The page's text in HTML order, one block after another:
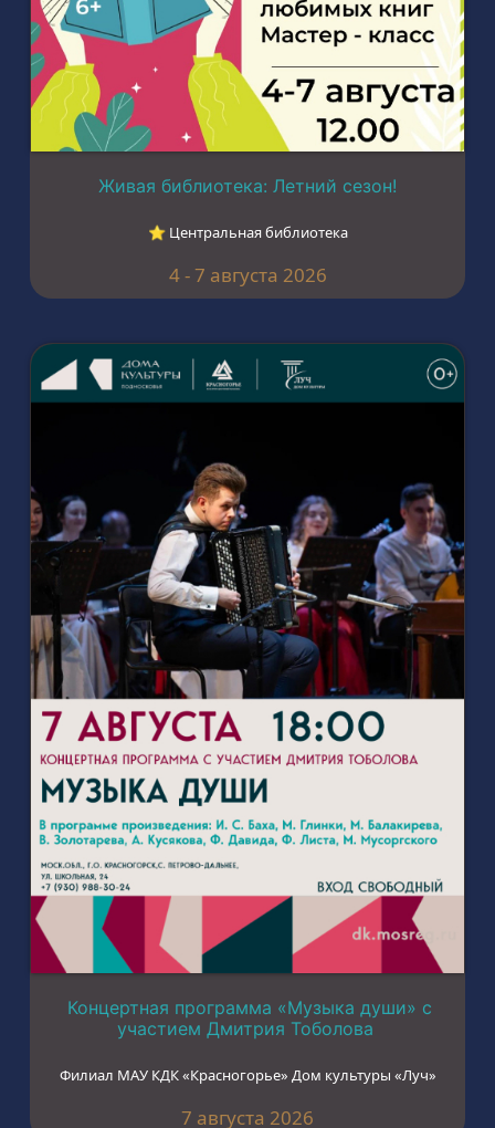
Живая библиотека: Летний сезон!
⭐︎ Центральная библиотека
4 - 7 августа 2026
Концертная программа «Музыка души» с
участием Дмитрия Тоболова
Филиал МАУ КДК «Красногорье» Дом культуры «Луч»
7 августа 2026